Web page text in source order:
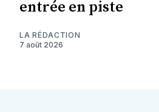
entrée en piste
LA RÉDACTION
7 août 2026